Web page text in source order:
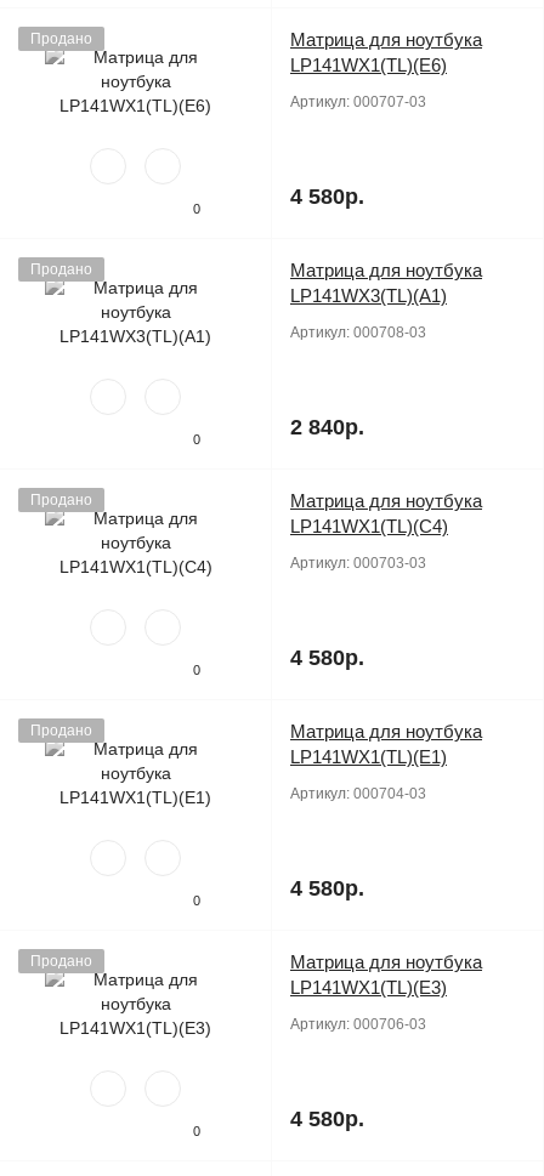
Продано
0
Матрица для ноутбука
LP141WX1(TL)(E6)
Артикул: 000707-03
4 580р.
Продано
0
Матрица для ноутбука
LP141WX3(TL)(A1)
Артикул: 000708-03
2 840р.
Продано
0
Матрица для ноутбука
LP141WX1(TL)(C4)
Артикул: 000703-03
4 580р.
Продано
0
Матрица для ноутбука
LP141WX1(TL)(E1)
Артикул: 000704-03
4 580р.
Продано
0
Матрица для ноутбука
LP141WX1(TL)(E3)
Артикул: 000706-03
4 580р.